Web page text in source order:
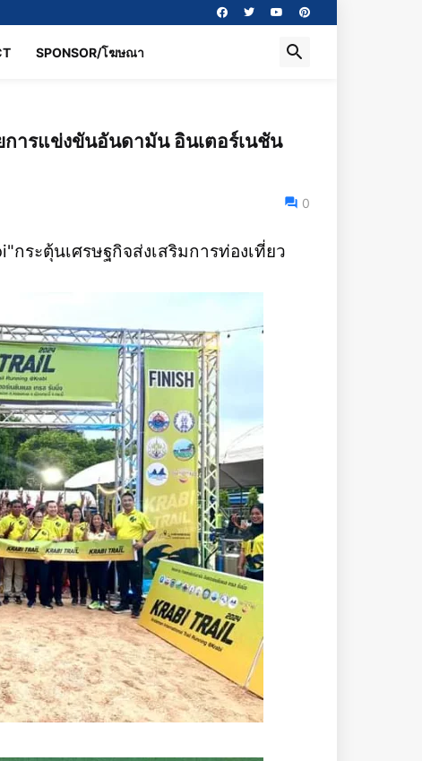
SPONSOR/โฆษณา
ารแข่งขันอันดามัน อินเตอร์เนชัน
0
กระตุ้นเศรษฐกิจส่งเสริมการท่องเที่ยว